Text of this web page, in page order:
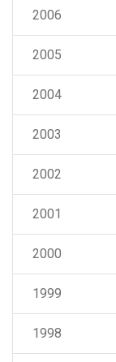
2006
2005
2004
2003
2002
2001
2000
1999
1998